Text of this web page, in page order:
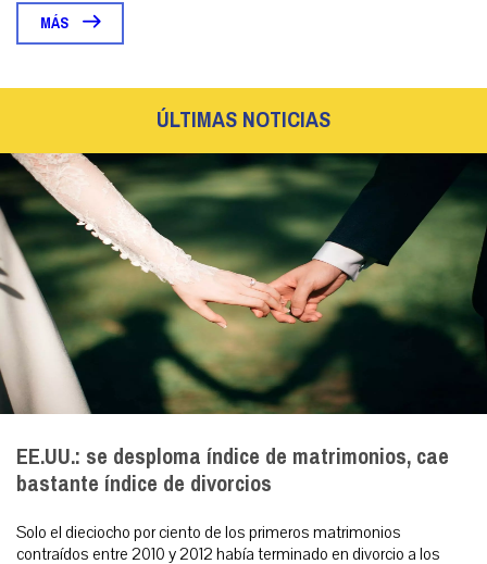
MÁS
ÚLTIMAS NOTICIAS
EE.UU.: se desploma índice de matrimonios, cae
bastante índice de divorcios
Solo el dieciocho por ciento de los primeros matrimonios
contraídos entre 2010 y 2012 había terminado en divorcio a los